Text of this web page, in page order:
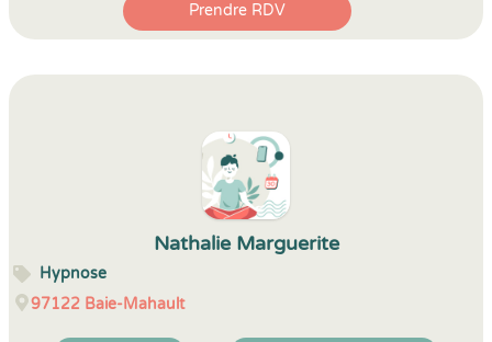
Prendre RDV
Nathalie Marguerite
Hypnose
97122 Baie-Mahault